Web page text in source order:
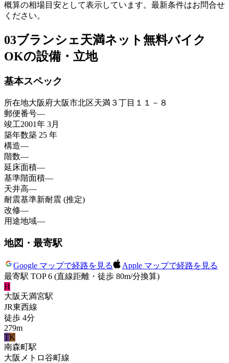
概算の相場目安として表示しています。最新条件はお問合せ
ください。
03ブランシェ天満ネット無料バイク
OKの設備・立地
基本スペック
所在地大阪府大阪市北区天満３丁目１１－８
郵便番号—
竣工2001年 3月
築年数築 25 年
構造—
階数—
延床面積—
基準階面積—
天井高—
耐震基準新耐震 (推定)
改修—
用途地域—
地図・最寄駅
Google マップで経路を見る
Apple マップで経路を見る
最寄駅 TOP 6 (直線距離・徒歩 80m/分換算)
H
大阪天満宮駅
JR東西線
徒歩 4分
279m
TK
南森町駅
大阪メトロ谷町線